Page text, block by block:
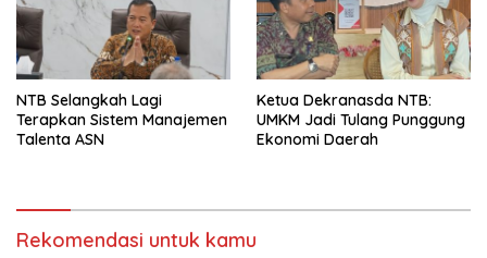
NTB Selangkah Lagi
Terapkan Sistem Manajemen
Talenta ASN
Ketua Dekranasda NTB:
UMKM Jadi Tulang Punggung
Ekonomi Daerah
Rekomendasi untuk kamu